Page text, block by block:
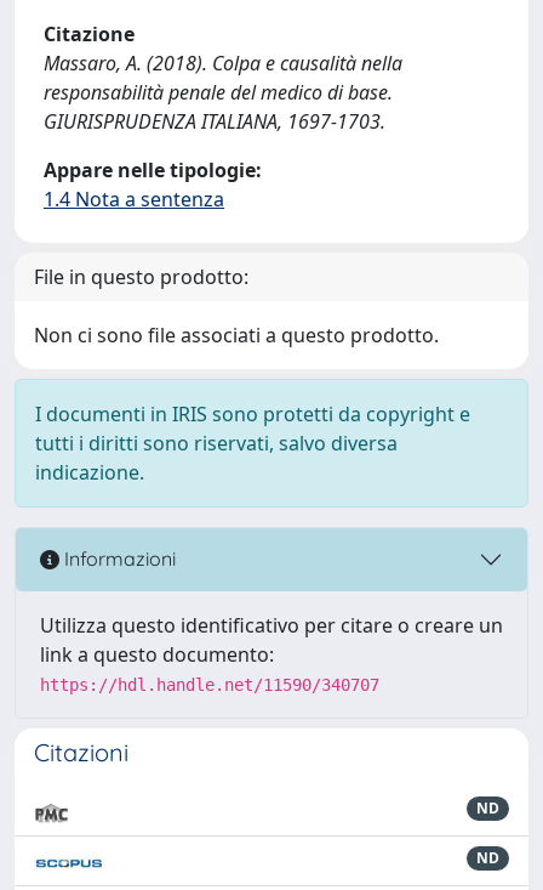
Citazione
Massaro, A. (2018). Colpa e causalità nella
responsabilità penale del medico di base.
GIURISPRUDENZA ITALIANA, 1697-1703.
Appare nelle tipologie:
1.4 Nota a sentenza
File in questo prodotto:
Non ci sono file associati a questo prodotto.
I documenti in IRIS sono protetti da copyright e
tutti i diritti sono riservati, salvo diversa
indicazione.
Informazioni
Utilizza questo identificativo per citare o creare un
link a questo documento:
https://hdl.handle.net/11590/340707
Citazioni
ND
ND